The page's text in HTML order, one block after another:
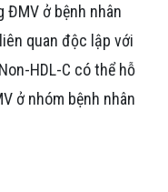
ở bệnh nhân
quan độc lập với
HDL-C có thể hỗ
ở nhóm bệnh nhân